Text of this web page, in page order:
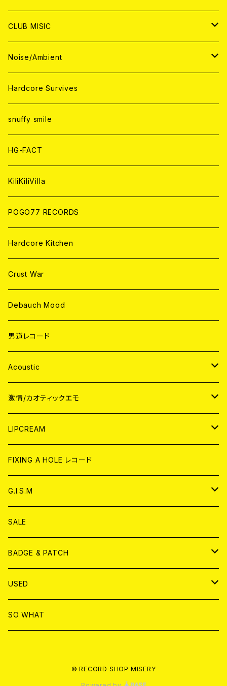
ANALOG
ANALOG
CD
ANALOG
CD
ANALOG
WORLD
CD
ANALOG
JAPAN
CD
ANALOG
WORLD
CD
ANALOG
CLUB MISIC
JAPAN
CD
ANALOG
WORLD
CD
ANALOG
Noise/Ambient
JAPAN
CD
ANALOG
WORLD
CD
ANALOG
Hardcore Survives
snuffy smile
HG-FACT
KiliKiliVilla
POGO77 RECORDS
Hardcore Kitchen
Crust War
Debauch Mood
男道レコード
Acoustic
JAPAN
CD
ANALOG
WORLD
CD
ANALOG
激情/カオティックエモ
JAPAN
CD
ANALOG
WORLD
CD
ANALOG
LIPCREAM
CD
アナログ
DVD
T-shirt & WEAR
FIXING A HOLE レコード
G.I.S.M
CD
ANALOG
T-SHIRT & WEAR
DVD
SALE
BADGE & PATCH
BADGE
PATCH
USED
書籍
SO WHAT
© RECORD SHOP MISERY